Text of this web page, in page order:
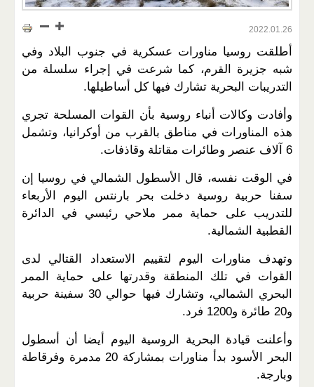
2022.01.26
أطلقت روسيا مناورات عسكرية في جنوب البلاد وفي
شبه جزيرة القرم، كما شرعت في إجراء سلسلة من
التدريبات البحرية تشارك فيها كل أساطيلها.
وأفادت وكالات أنباء روسية بأن القوات المسلحة تجري
هذه المناورات في مناطق بالقرب من أوكرانيا، وتشمل
6 آلاف عنصر وطائرات مقاتلة وقاذفات.
في الوقت نفسه، قال الأسطول الشمالي في روسيا إن
سفنا حربية روسية دخلت بحر بارنتس اليوم الأربعاء
للتدريب على حماية ممر ملاحي رئيسي في الدائرة
القطبية الشمالية.
وتهدف مناورات اليوم لتقييم الاستعداد القتالي لدى
القوات في تلك المنطقة وقدرتها على حماية الممر
البحري الشمالي، وتشارك فيها حوالي 30 سفينة حربية
و20 طائرة و1200 فرد.
وأعلنت قيادة البحرية الروسية اليوم أيضا أن أسطول
البحر الأسود بدأ مناورات بمشاركة 20 مدمرة وفرقاطة
وبارجة.